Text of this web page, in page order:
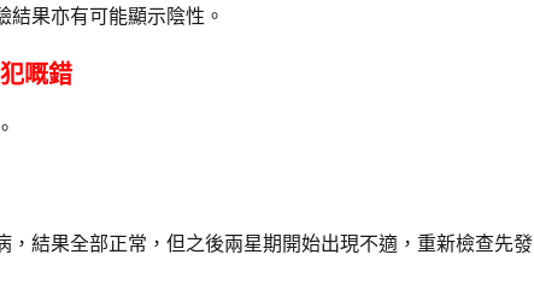
結果亦有可能顯示陰性。
嘅錯
結果全部正常，但之後兩星期開始出現不適，重新檢查先發